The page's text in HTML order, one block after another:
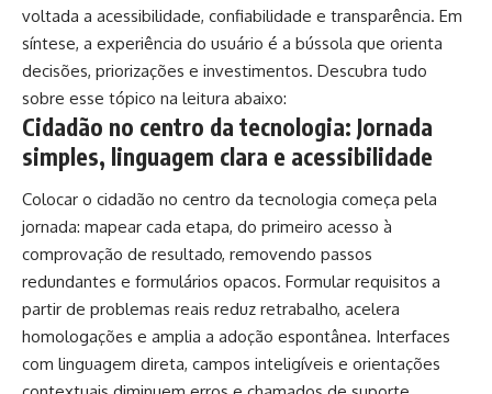
voltada a acessibilidade, confiabilidade e transparência. Em
síntese, a experiência do usuário é a bússola que orienta
decisões, priorizações e investimentos. Descubra tudo
sobre esse tópico na leitura abaixo:
Cidadão no centro da tecnologia: Jornada
simples, linguagem clara e acessibilidade
Colocar o cidadão no centro da tecnologia começa pela
jornada: mapear cada etapa, do primeiro acesso à
comprovação de resultado, removendo passos
redundantes e formulários opacos. Formular requisitos a
partir de problemas reais reduz retrabalho, acelera
homologações e amplia a adoção espontânea. Interfaces
com linguagem direta, campos inteligíveis e orientações